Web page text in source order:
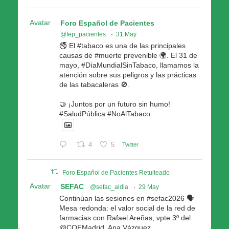
Avatar Foro Español de Pacientes
@fep_pacientes · 31 May
🚭 El #tabaco es una de las principales
causas de #muerte prevenible 🌍. El 31 de
mayo, #DíaMundialSinTabaco, llamamos la
atención sobre sus peligros y las prácticas
de las tabacaleras 🚫.
🤝 ¡Juntos por un futuro sin humo!
#SaludPública #NoAlTabaco
4 5 Twitter
Foro Español de Pacientes Retuiteado
Avatar SEFAC @sefac_aldia · 29 May
Continúan las sesiones en #sefac2026 🗣️
Mesa redonda: el valor social de la red de
farmacias con Rafael Areñas, vpte 3º del